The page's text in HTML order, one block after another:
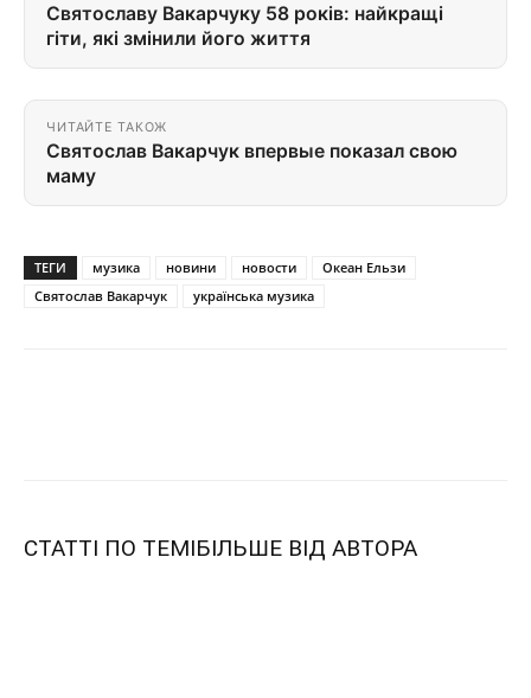
Святославу Вакарчуку 58 років: найкращі
гіти, які змінили його життя
ЧИТАЙТЕ ТАКОЖ
Святослав Вакарчук впервые показал свою
маму
ТЕГИ музика новини новости
Океан Ельзи
Святослав Вакарчук
українська музика
СТАТТІ ПО ТЕМІБІЛЬШЕ ВІД АВТОРА